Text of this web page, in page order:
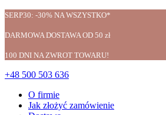
SERP30: -30% NA WSZYSTKO*
DARMOWA DOSTAWA OD 50 zł
100 DNI NA ZWROT TOWARU!
+48 500 503 636
O firmie
Jak złożyć zamówienie